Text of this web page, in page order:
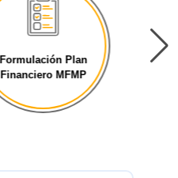
Formulación Plan
Financiero MFMP